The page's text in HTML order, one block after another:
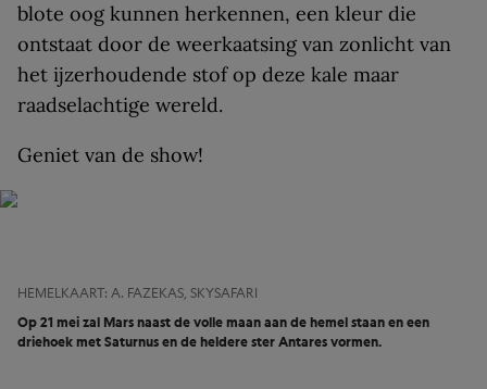
blote oog kunnen herkennen, een kleur die
ontstaat door de weerkaatsing van zonlicht van
het ijzerhoudende stof op deze kale maar
raadselachtige wereld.
Geniet van de show!
HEMELKAART: A. FAZEKAS, SKYSAFARI
Op 21 mei zal Mars naast de volle maan aan de hemel staan en een
driehoek met Saturnus en de heldere ster Antares vormen.